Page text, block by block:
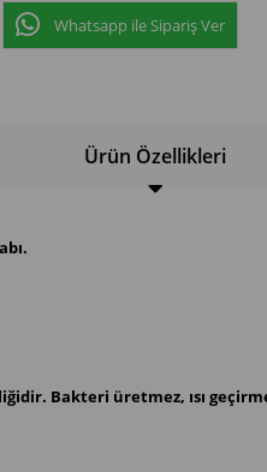
Whatsapp ile Sipariş Ver
Ürün Özellikleri
Bakteri üretmez, ısı